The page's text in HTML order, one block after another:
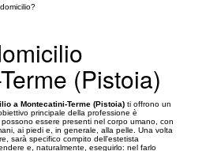
(Pistoia)
a Montecatini-Terme (Pistoia) ti offrono un
principale della professione è
essere presenti nel corpo umano, con
ai piedi e, in generale, alla pelle. Una volta
sarà specifico compito dell'estetista
e, naturalmente, eseguirlo: nel farlo